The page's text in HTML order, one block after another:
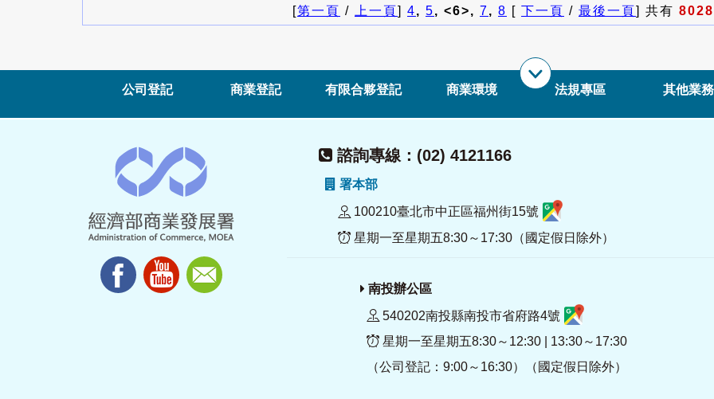
[第一頁 / 上一頁] 4, 5, <6>, 7, 8 [ 下一頁 / 最後一頁] 共有 8028
公司登記 商業登記 有限合夥登記 商業環境 法規專區 其他業務
諮詢專線：(02) 4121166
署本部
100210臺北市中正區福州街15號
星期一至星期五8:30～17:30（國定假日除外）
南投辦公區
540202南投縣南投市省府路4號
星期一至星期五8:30～12:30 | 13:30～17:30
（公司登記：9:00～16:30）（國定假日除外）